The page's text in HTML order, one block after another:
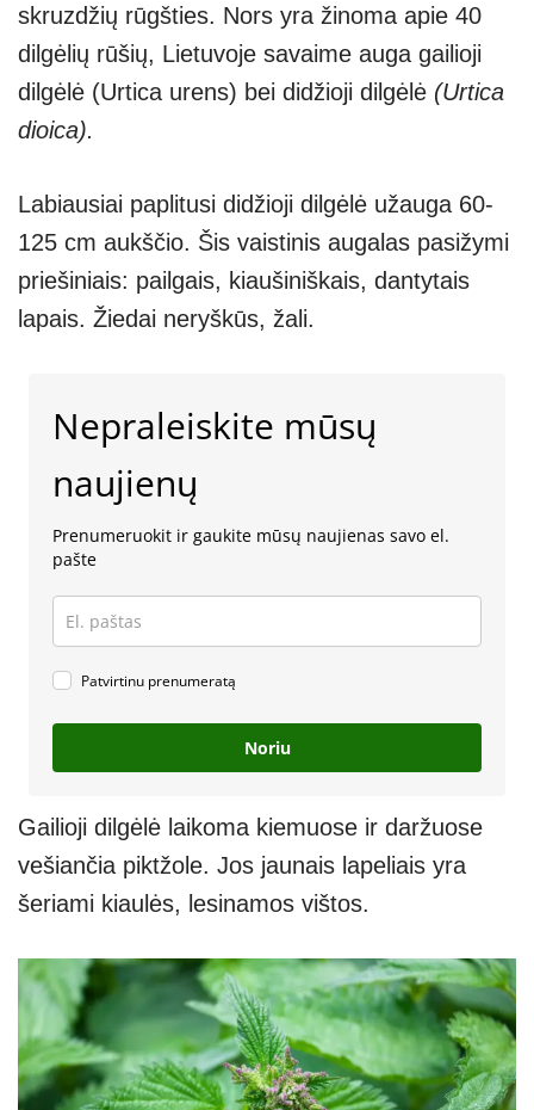
skruzdžių rūgšties. Nors yra žinoma apie 40
dilgėlių rūšių, Lietuvoje savaime auga gailioji
dilgėlė (Urtica urens) bei didžioji dilgėlė (Urtica
dioica).
Labiausiai paplitusi didžioji dilgėlė užauga 60-
125 cm aukščio. Šis vaistinis augalas pasižymi
priešiniais: pailgais, kiaušiniškais, dantytais
lapais. Žiedai neryškūs, žali.
Nepraleiskite mūsų
naujienų
Prenumeruokit ir gaukite mūsų naujienas savo el.
pašte
Patvirtinu prenumeratą
Noriu
Gailioji dilgėlė laikoma kiemuose ir daržuose
vešiančia piktžole. Jos jaunais lapeliais yra
šeriami kiaulės, lesinamos vištos.